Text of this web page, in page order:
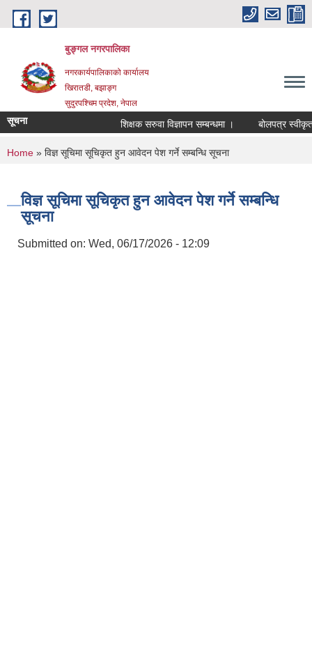
Skip to main content
बुङ्गल नगरपालिका
नगरकार्यपालिकाको कार्यालय
खिरातडी, बझाङ्ग
सुदुरपश्चिम प्रदेश, नेपाल
सूचना शिक्षक सरुवा विज्ञापन सम्बन्धमा । बोलपत्र स्वीकृत
You are here
Home » विज्ञ सूचिमा सूचिकृत हुन आवेदन पेश गर्ने सम्बन्धि सूचना
विज्ञ सूचिमा सूचिकृत हुन आवेदन पेश गर्ने सम्बन्धि
सूचना
Submitted on: Wed, 06/17/2026 - 12:09